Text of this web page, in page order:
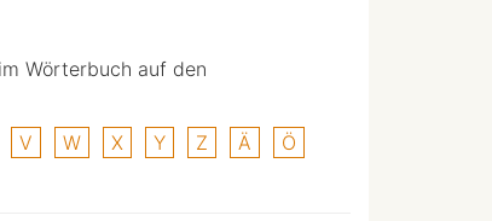
Wörterbuch auf den
V W X Y Z Ä
Ö